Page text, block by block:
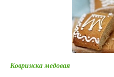
Коврижка медовая